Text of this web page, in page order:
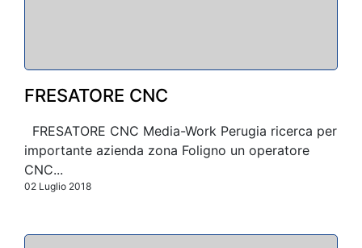
FRESATORE CNC
FRESATORE CNC Media-Work Perugia ricerca per
importante azienda zona Foligno un operatore
CNC...
02 Luglio 2018